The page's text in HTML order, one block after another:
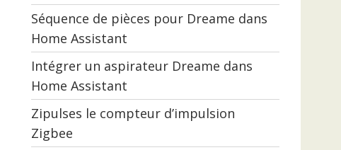
Séquence de pièces pour Dreame dans
Home Assistant
Intégrer un aspirateur Dreame dans
Home Assistant
Zipulses le compteur d’impulsion
Zigbee